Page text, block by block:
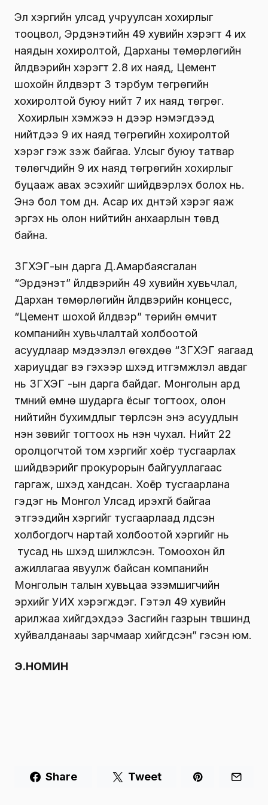
Эл хэргийн улсад учруулсан хохирлыг
тооцвол, Эрдэнэтийн 49 хувийн хэрэгт 4 их
наядын хохиролтой, Дарханы төмөрлөгийн
үйлдвэрийн хэрэгт 2.8 их наяд, Цемент
шохойн үйлдвэрт 3 тэрбум төгрөгийн
хохиролтой буюу нийт 7 их наяд төгрөг.
Хохирлын хэмжээ үүн дээр нэмэгдээд
нийтдээ 9 их наяд төгрөгийн хохиролтой
хэрэг гэж үзэж байгаа. Улсыг буюу татвар
төлөгчдийн 9 их наяд төгрөгийн хохирлыг
буцааж авах эсэхийг шийдвэрлэх болох нь.
Энэ бол том дүн. Асар их дүнтэй хэрэг яаж
эргэх нь олон нийтийн анхаарлын төвд
байна.
ЗГХЭГ-ын дарга Д.Амарбаясгалан
“Эрдэнэт” үйлдвэрийн 49 хувийн хувьчлал,
Дархан төмөрлөгийн үйлдвэрийн концесс,
“Цемент шохой үйлдвэр” төрийн өмчит
компанийн хувьчлалтай холбоотой
асуудлаар мэдээлэл өгөхдөө “ЗГХЭГ яагаад
хариуцдаг вэ гэхээр шүүхэд итгэмжлэл авдаг
нь ЗГХЭГ -ын дарга байдаг. Монголын ард
түмний өмнө шударга ёсыг тогтоох, олон
нийтийн бухимдлыг төрүүлсэн энэ асуудлын
үнэн зөвийг тогтоох нь нэн чухал. Нийт 22
оролцогчтой том хэргийг хоёр тусгаарлах
шийдвэрийг прокурорын байгууллагаас
гаргаж, шүүхэд хандсан. Хоёр тусгаарлана
гэдэг нь Монгол Улсад ирэхгүй байгаа
этгээдийн хэргийг тусгаарлаад үлдсэн
холбогдогч нартай холбоотой хэргийг нь
тусад нь шүүхэд шилжүүлсэн. Томоохон үйл
ажиллагаа явуулж байсан компанийн
Монголын талын хувьцаа эзэмшигчийн
эрхийг УИХ хэрэгжүүдэг. Гэтэл 49 хувийн
арилжаа хийгдэхдээ Засгийн газрын түвшинд
хуйвалданааы зарчмаар хийгдсэн” гэсэн юм.
Э.НОМИН
Share Tweet